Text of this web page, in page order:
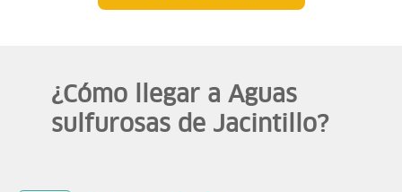
¿Cómo llegar a Aguas
sulfurosas de Jacintillo?